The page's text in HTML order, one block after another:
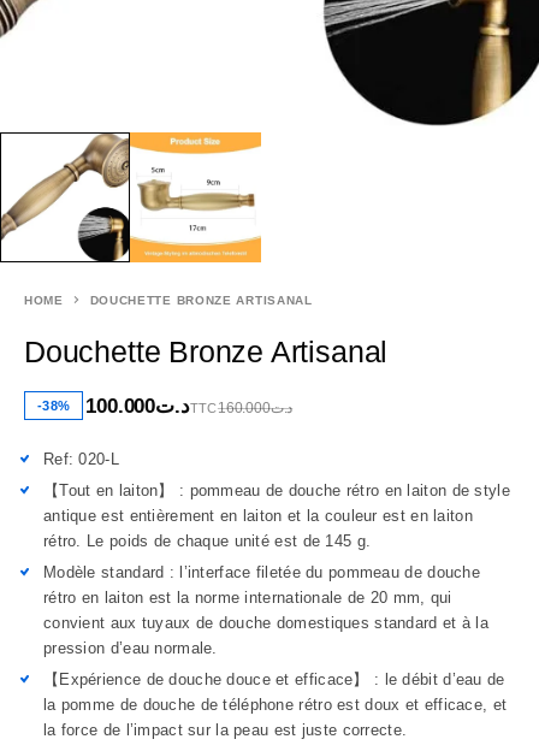
HOME DOUCHETTE BRONZE ARTISANAL
Douchette Bronze Artisanal
-38% د.ت160.000 د.ت100.000 TTC
Ref: 020-L
【Tout en laiton】 : pommeau de douche rétro en laiton de style
antique est entièrement en laiton et la couleur est en laiton
rétro. Le poids de chaque unité est de 145 g.
Modèle standard : l’interface filetée du pommeau de douche
rétro en laiton est la norme internationale de 20 mm, qui
convient aux tuyaux de douche domestiques standard et à la
pression d’eau normale.
【Expérience de douche douce et efficace】 : le débit d’eau de
la pomme de douche de téléphone rétro est doux et efficace, et
la force de l’impact sur la peau est juste correcte.